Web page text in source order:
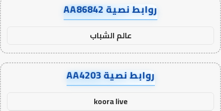
روابط نصية AA86842
عالم الشباب
روابط نصية AA4203
koora live